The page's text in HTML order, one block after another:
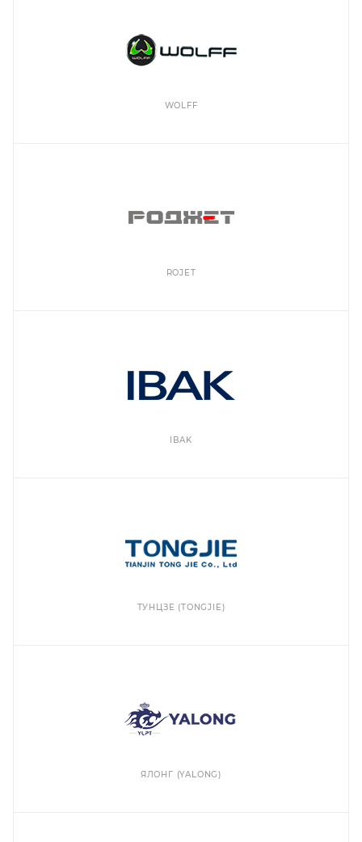
WOLFF
ROJET
IBAK
ТУНЦЗЕ (TONGJIE)
ЯЛОНГ (YALONG)